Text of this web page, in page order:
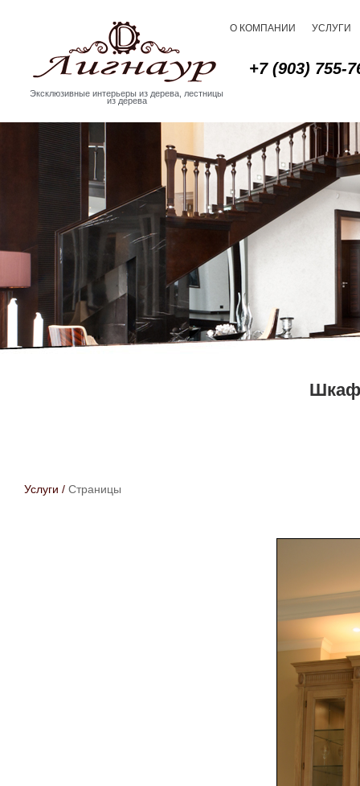
О КОМПАНИИ УСЛУГИ
+7 (903) 755-
Эксклюзивные интерьеры из дерева, лестницы
из дерева
Услуги / Страницы